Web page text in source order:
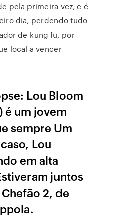
pela primeira vez, e é
dia, perdendo tudo
de kung fu, por
local a vencer
Lou Bloom
é um jovem
sempre Um
Lou
em alta
juntos
2, de